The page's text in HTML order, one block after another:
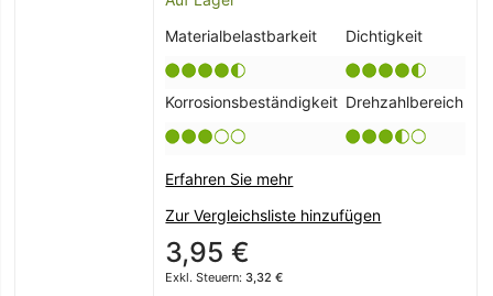
Materialbelastbarkeit
Dichtigkeit
Korrosionsbeständigkeit Drehzahlbereich
Erfahren Sie mehr
Zur Vergleichsliste hinzufügen
3,95 €
3,32 €